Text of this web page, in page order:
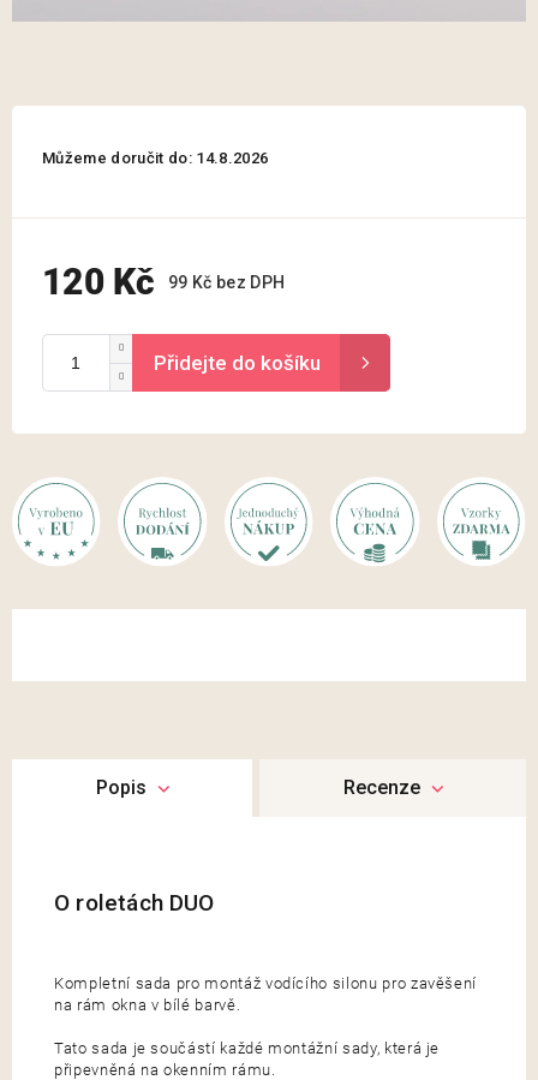
120 Kč
99 Kč bez DPH
Můžeme doručit do: 14.8.2026
Popis Recenze
Kompletní sada pro montáž vodícího silonu pro zavěšení
na rám okna v bílé barvě.
Tato sada je součástí každé montážní sady, která je
připevněná na okenním rámu.